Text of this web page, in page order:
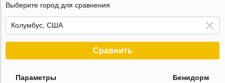
Выберите город для сравнения
Сравнить
Параметры Бенидорм